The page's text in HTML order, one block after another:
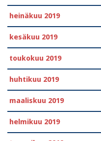
heinäkuu 2019
kesäkuu 2019
toukokuu 2019
huhtikuu 2019
maaliskuu 2019
helmikuu 2019